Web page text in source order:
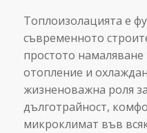
Топлоизолацията е
съвременното
простото намаляване
отопление и
жизненоважна роля
дълготрайност,
микроклимат във